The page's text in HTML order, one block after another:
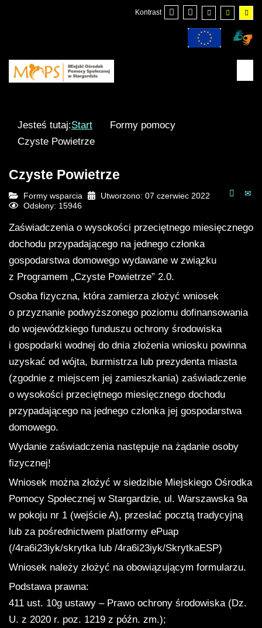
Kontrast
Jesteś tutaj:Start
Formy pomocy
Czyste Powietrze
Czyste Powietrze
Formy wsparcia
Utworzono: 07 czerwiec 2022
Odsłony: 15946
Zaświadczenia o wysokości przeciętnego miesięcznego
dochodu przypadającego na jednego członka
gospodarstwa domowego wydawane w związku
z Programem „Czyste Powietrze” 2.0.
Osoba fizyczna, która zamierza złożyć wniosek
o przyznanie podwyższonego poziomu dofinansowania
do wojewódzkiego funduszu ochrony środowiska
i gospodarki wodnej do dnia złożenia wniosku powinna
uzyskać od wójta, burmistrza lub prezydenta miasta
(zgodnie z miejscem jej zamieszkania) zaświadczenie
o wysokości przeciętnego miesięcznego dochodu
przypadającego na jednego członka jej gospodarstwa
domowego.
Wydanie zaświadczenia następuje na żądanie osoby
fizycznej!
Wniosek można złożyć w siedzibie Miejskiego Ośrodka
Pomocy Społecznej w Stargardzie, ul. Warszawska 9a
w pokoju nr 1 (wejście A), przesłać pocztą tradycyjną
lub za pośrednictwem platformy ePuap
(/4ra6i23iyk/skrytka lub /4ra6i23iyk/SkrytkaESP)
Wniosek należy złożyć na obowiązującym formularzu.
Podstawa prawna:
411 ust. 10g ustawy – Prawo ochrony środowiska (Dz.
U. z 2020 r. poz. 1219 z późn. zm.);